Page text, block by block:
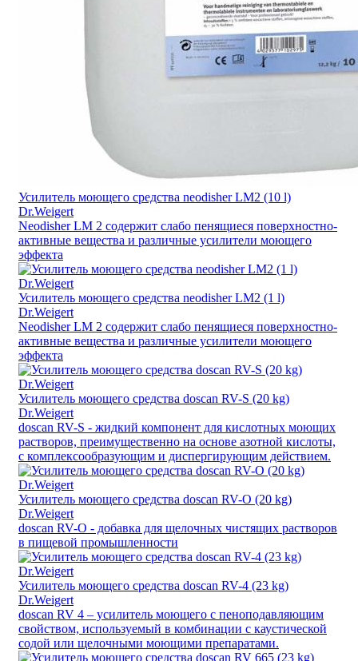
Усилитель моющего средства neodisher LM2 (10 l)
Dr.Weigert
Neodisher LM 2 содержит слабо пенящиеся поверхностно-
активные вещества и различные усилители моющего
эффекта
Усилитель моющего средства neodisher LM2 (1 l)
Dr.Weigert
Neodisher LM 2 содержит слабо пенящиеся поверхностно-
активные вещества и различные усилители моющего
эффекта
Усилитель моющего средства doscan RV-S (20 kg)
Dr.Weigert
doscan RV-S - жидкий компонент для кислотных моющих
растворов, преимущественно на основе азотной кислоты,
с комплексообразующим и диспергирующим действием.
Усилитель моющего средства doscan RV-O (20 kg)
Dr.Weigert
doscan RV-O - добавка для щелочных чистящих растворов
в пищевой промышленности
Усилитель моющего средства doscan RV-4 (23 kg)
Dr.Weigert
doscan RV 4 – усилитель моющего с пеноподавляющим
свойством, используемый в комбинации с каустической
содой или щелочными моющими препаратами.